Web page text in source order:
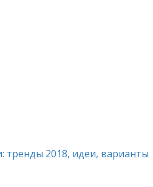
тренды 2018, идеи, варианты